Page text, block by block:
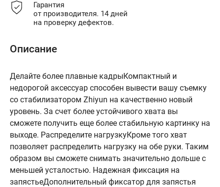
Гарантия
от производителя. 14 дней
на проверку дефектов.
Описание
Делайте более плавные кадрыКомпактный и
недорогой аксессуар способен вывести вашу съемку
со стабилизатором Zhiyun на качественно новый
уровень. За счет более устойчивого хвата вы
сможете получить еще более стабильную картинку на
выходе. Распределите нагрузкуКроме того хват
позволяет распределить нагрузку на обе руки. Таким
образом вы сможете снимать значительно дольше с
меньшей усталостью. Надежная фиксация на
запястьеДополнительный фиксатор для запястья